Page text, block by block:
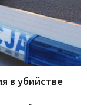
в убийстве